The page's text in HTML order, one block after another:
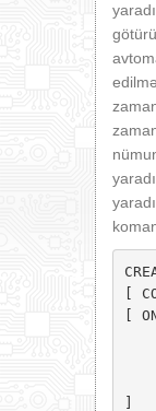
[
[
[
[
[
]